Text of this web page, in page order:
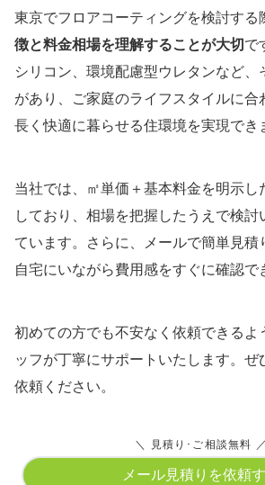
東京でフロアコーティングを検討する
徴と料金相場を理解することが大切で
シリコン、環境配慮型ウレタンなど、
があり、ご家庭のライフスタイルに合
長く快適に暮らせる住環境を実現でき
当社では、㎡単価＋基本料金を明示し
しており、相場を把握したうえで検討
ています。さらに、メールで簡単見積
自宅にいながら費用感をすぐに確認で
初めての方でも不安なく依頼できるよ
ッフが丁寧にサポートいたします。ぜ
依頼ください。
＼ 見積り･ご相談無料 ／
メール見積りを依頼